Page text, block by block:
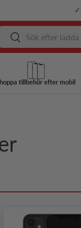
✓
Sök
tillbehör efter mobil